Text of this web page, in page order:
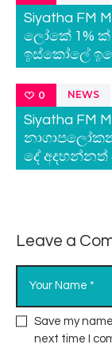
Siyatha FM
ලෝකේ 1%
ඉස්කෝලේ
0 NEWS
Siyatha FM
දේ අදහන්නත්
Leave a
Save my
next time I